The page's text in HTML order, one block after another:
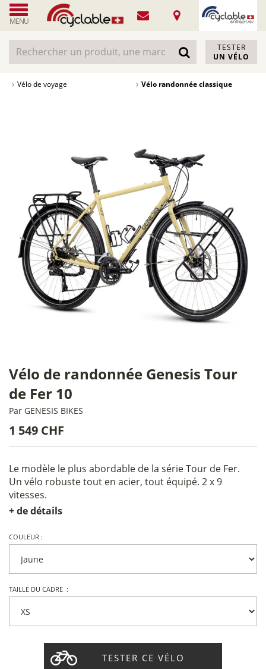
MENU
TESTER
UN VÉLO
Vélo de voyage Vélo randonnée classique
Vélo de randonnée Genesis Tour
de Fer 10
Par GENESIS BIKES
1 549 CHF
Le modèle le plus abordable de la série Tour de Fer.
Un vélo robuste tout en acier, tout équipé. 2 x 9
vitesses.
+ de détails
COULEUR :
TAILLE DU CADRE :
TESTER CE VÉLO